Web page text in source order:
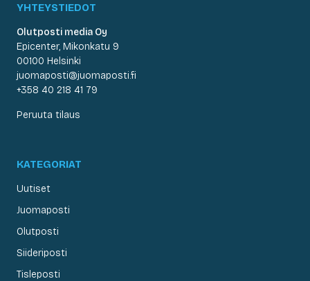
YHTEYSTIEDOT
Olutposti media Oy
Epicenter, Mikonkatu 9
00100 Helsinki
juomaposti@juomaposti.fi
+358 40 218 41 79
Peruuta tilaus
KATEGORIAT
Uutiset
Juomaposti
Olutposti
Siideriposti
Tisleposti